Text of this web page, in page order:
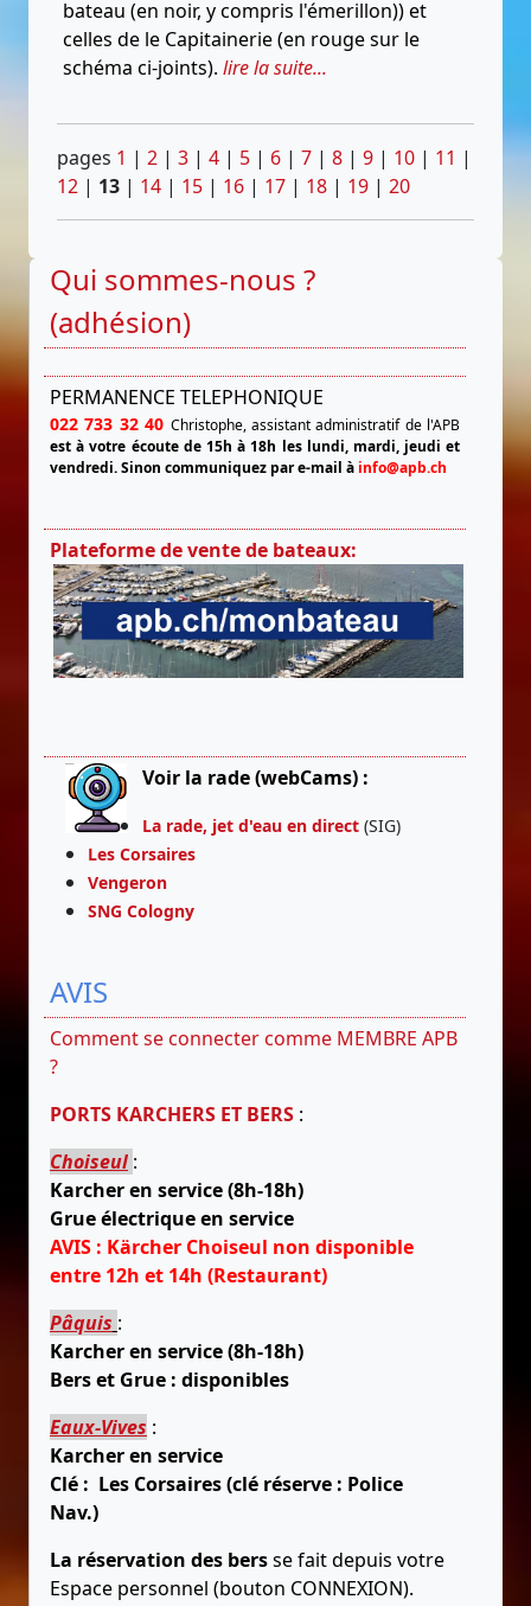
bateau (en noir, y compris l'émerillon)) et
celles de le Capitainerie (en rouge sur le
schéma ci-joints). lire la suite...
pages 1 | 2 | 3 | 4 | 5 | 6 | 7 | 8 | 9 | 10 | 11 |
12 | 13 | 14 | 15 | 16 | 17 | 18 | 19 | 20
Qui sommes-nous ?
(adhésion)
PERMANENCE TELEPHONIQUE
022 733 32 40 Christophe, assistant administratif de l'APB
est à votre écoute de 15h à 18h les lundi, mardi, jeudi et
vendredi.Sinon communiquez par e-mail à info@apb.ch
Plateforme de vente de bateaux:
Voir la rade (webCams) :
La rade, jet d'eau en direct(SIG)
Les Corsaires
Vengeron
SNG Cologny
AVIS
Comment se connecter comme MEMBRE APB
?
PORTS KARCHERS ET BERS :
Choiseul :
Karcher en service (8h-18h)
Grue électrique en service
AVIS : Kärcher Choiseul non disponible
entre 12h et 14h (Restaurant)
Pâquis :
Karcher en service (8h-18h)
Bers et Grue : disponibles
Eaux-Vives :
Karcher en service
Clé : Les Corsaires (clé réserve : Police
Nav.)
La réservation des bersse fait depuis votre
Espace personnel (bouton CONNEXION).